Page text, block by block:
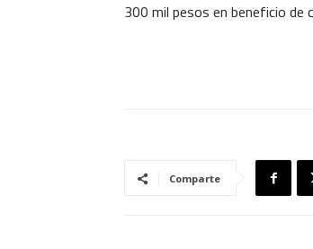
300 mil pesos en beneficio de
Comparte